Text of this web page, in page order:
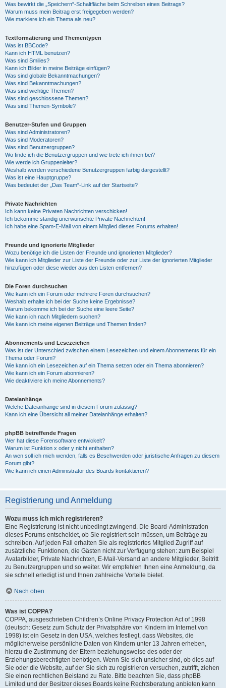
Was bewirkt die „Speichern“-Schaltfläche beim Schreiben eines Beitrags?
Warum muss mein Beitrag erst freigegeben werden?
Wie markiere ich ein Thema als neu?
Textformatierung und Thementypen
Was ist BBCode?
Kann ich HTML benutzen?
Was sind Smilies?
Kann ich Bilder in meine Beiträge einfügen?
Was sind globale Bekanntmachungen?
Was sind Bekanntmachungen?
Was sind wichtige Themen?
Was sind geschlossene Themen?
Was sind Themen-Symbole?
Benutzer-Stufen und Gruppen
Was sind Administratoren?
Was sind Moderatoren?
Was sind Benutzergruppen?
Wo finde ich die Benutzergruppen und wie trete ich ihnen bei?
Wie werde ich Gruppenleiter?
Weshalb werden verschiedene Benutzergruppen farbig dargestellt?
Was ist eine Hauptgruppe?
Was bedeutet der „Das Team“-Link auf der Startseite?
Private Nachrichten
Ich kann keine Privaten Nachrichten verschicken!
Ich bekomme ständig unerwünschte Private Nachrichten!
Ich habe eine Spam-E-Mail von einem Mitglied dieses Forums erhalten!
Freunde und ignorierte Mitglieder
Wozu benötige ich die Listen der Freunde und ignorierten Mitglieder?
Wie kann ich Mitglieder zur Liste der Freunde oder zur Liste der ignorierten Mitglieder
hinzufügen oder diese wieder aus den Listen entfernen?
Die Foren durchsuchen
Wie kann ich ein Forum oder mehrere Foren durchsuchen?
Weshalb erhalte ich bei der Suche keine Ergebnisse?
Warum bekomme ich bei der Suche eine leere Seite?
Wie kann ich nach Mitgliedern suchen?
Wie kann ich meine eigenen Beiträge und Themen finden?
Abonnements und Lesezeichen
Was ist der Unterschied zwischen einem Lesezeichen und einem Abonnements für ein
Thema oder Forum?
Wie kann ich ein Lesezeichen auf ein Thema setzen oder ein Thema abonnieren?
Wie kann ich ein Forum abonnieren?
Wie deaktiviere ich meine Abonnements?
Dateianhänge
Welche Dateianhänge sind in diesem Forum zulässig?
Kann ich eine Übersicht all meiner Dateianhänge erhalten?
phpBB betreffende Fragen
Wer hat diese Forensoftware entwickelt?
Warum ist Funktion x oder y nicht enthalten?
An wen soll ich mich wenden, falls es Beschwerden oder juristische Anfragen zu diesem
Forum gibt?
Wie kann ich einen Administrator des Boards kontaktieren?
Registrierung und Anmeldung
Wozu muss ich mich registrieren?
Eine Registrierung ist nicht unbedingt zwingend. Die Board-Administration
dieses Forums entscheidet, ob Sie registriert sein müssen, um Beiträge zu
schreiben. Auf jeden Fall erhalten Sie als registriertes Mitglied Zugriff auf
zusätzliche Funktionen, die Gästen nicht zur Verfügung stehen: zum Beispiel
Avatarbilder, Private Nachrichten, E-Mail-Versand an andere Mitglieder, Beitritt
zu Benutzergruppen und so weiter. Wir empfehlen Ihnen eine Anmeldung, da
sie schnell erledigt ist und Ihnen zahlreiche Vorteile bietet.
Nach oben
Was ist COPPA?
COPPA, ausgeschrieben Children’s Online Privacy Protection Act of 1998
(deutsch: Gesetz zum Schutz der Privatsphäre von Kindern im Internet von
1998) ist ein Gesetz in den USA, welches festlegt, dass Websites, die
möglicherweise persönliche Daten von Kindern unter 13 Jahren erheben,
hierzu die Zustimmung der Eltern beziehungsweise des oder der
Erziehungsberechtigten benötigen. Wenn Sie sich unsicher sind, ob dies auf
Sie oder die Website, auf der Sie sich zu registrieren versuchen, zutrifft, ziehen
Sie einen rechtlichen Beistand zu Rate. Bitte beachten Sie, dass phpBB
Limited und der Besitzer dieses Boards keine Rechtsberatung anbieten kann